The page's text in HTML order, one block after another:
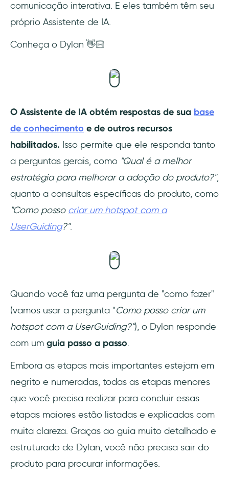
comunicação interativa. E eles também têm seu
próprio Assistente de IA.
Conheça o Dylan 👋🏻
O Assistente de IA obtém respostas de sua base
de conhecimento e de outros recursos
habilitados. Isso permite que ele responda tanto
a perguntas gerais, como "Qual é a melhor
estratégia para melhorar a adoção do produto?",
quanto a consultas específicas do produto, como
"Como posso criar um hotspot com a
UserGuiding?".
Quando você faz uma pergunta de "como fazer"
(vamos usar a pergunta "Como posso criar um
hotspot com a UserGuiding?"), o Dylan responde
com um guia passo a passo.
Embora as etapas mais importantes estejam em
negrito e numeradas, todas as etapas menores
que você precisa realizar para concluir essas
etapas maiores estão listadas e explicadas com
muita clareza. Graças ao guia muito detalhado e
estruturado de Dylan, você não precisa sair do
produto para procurar informações.